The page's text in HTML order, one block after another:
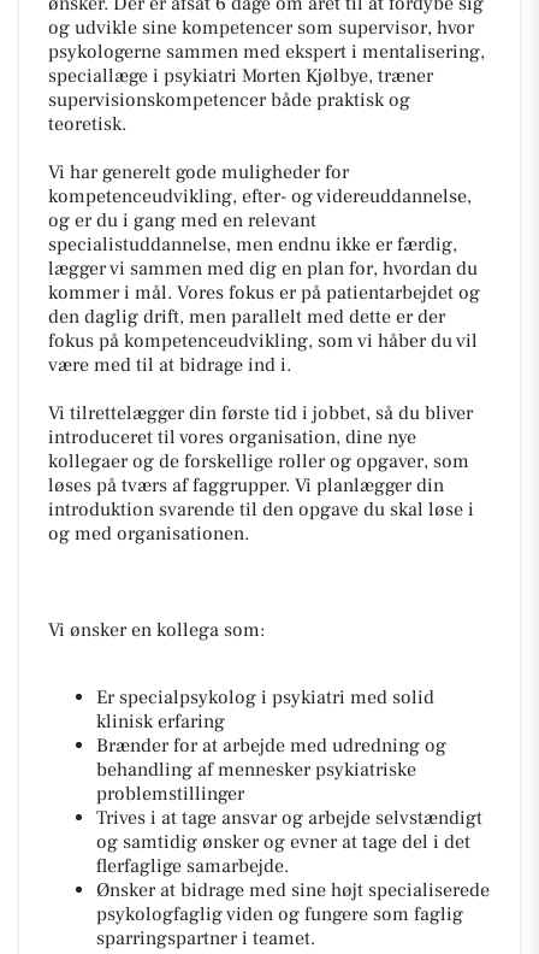
og udvikle sine kompetencer som supervisor, hvor
psykologerne sammen med ekspert i mentalisering,
speciallæge i psykiatri Morten Kjølbye, træner
supervisionskompetencer både praktisk og
teoretisk.
Vi har generelt gode muligheder for
kompetenceudvikling, efter- og videreuddannelse,
og er du i gang med en relevant
specialistuddannelse, men endnu ikke er færdig,
lægger vi sammen med dig en plan for, hvordan du
kommer i mål. Vores fokus er på patientarbejdet og
den daglig drift, men parallelt med dette er der
fokus på kompetenceudvikling, som vi håber du vil
være med til at bidrage ind i.
Vi tilrettelægger din første tid i jobbet, så du bliver
introduceret til vores organisation, dine nye
kollegaer og de forskellige roller og opgaver, som
løses på tværs af faggrupper. Vi planlægger din
introduktion svarende til den opgave du skal løse i
og med organisationen.
Vi ønsker en kollega som:
Er specialpsykolog i psykiatri med solid
klinisk erfaring
Brænder for at arbejde med udredning og
behandling af mennesker psykiatriske
problemstillinger
Trives i at tage ansvar og arbejde selvstændigt
og samtidig ønsker og evner at tage del i det
flerfaglige samarbejde.
Ønsker at bidrage med sine højt specialiserede
psykologfaglig viden og fungere som faglig
sparringspartner i teamet.